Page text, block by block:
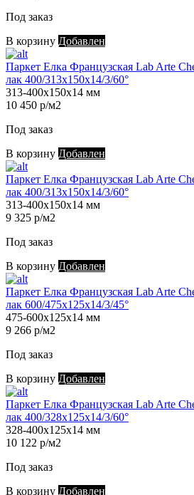
Под заказ
В корзину Добавлен
Паркет Елка Французская Lab Arte
лак 400/313х150х14/3/60°
313-400х150х14 мм
10 450 р/м2
Под заказ
В корзину Добавлен
Паркет Елка Французская Lab Arte
лак 400/313х150х14/3/60°
313-400х150х14 мм
9 325 р/м2
Под заказ
В корзину Добавлен
Паркет Елка Французская Lab Arte
лак 600/475х125х14/3/45°
475-600х125х14 мм
9 266 р/м2
Под заказ
В корзину Добавлен
Паркет Елка Французская Lab Arte
лак 400/328х125х14/3/60°
328-400х125х14 мм
10 122 р/м2
Под заказ
В корзину Добавлен